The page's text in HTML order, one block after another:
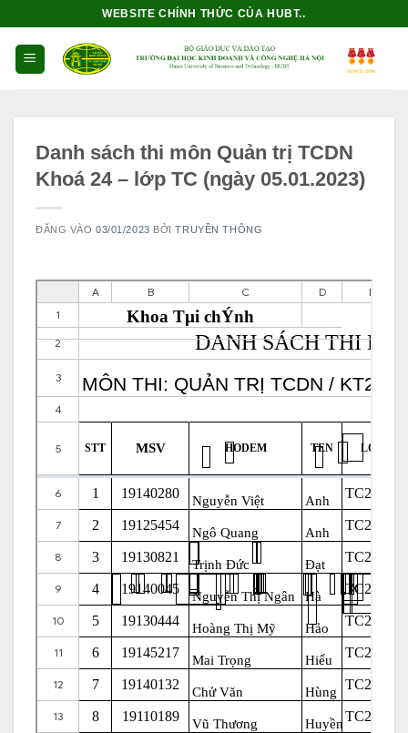
dung
WEBSITE CHÍNH THỨC CỦA HUBT..
Danh sách thi môn Quản trị TCDN
Khoá 24 – lớp TC (ngày 05.01.2023)
ĐĂNG VÀO03/01/2023 BỞITRUYỀN THÔNG